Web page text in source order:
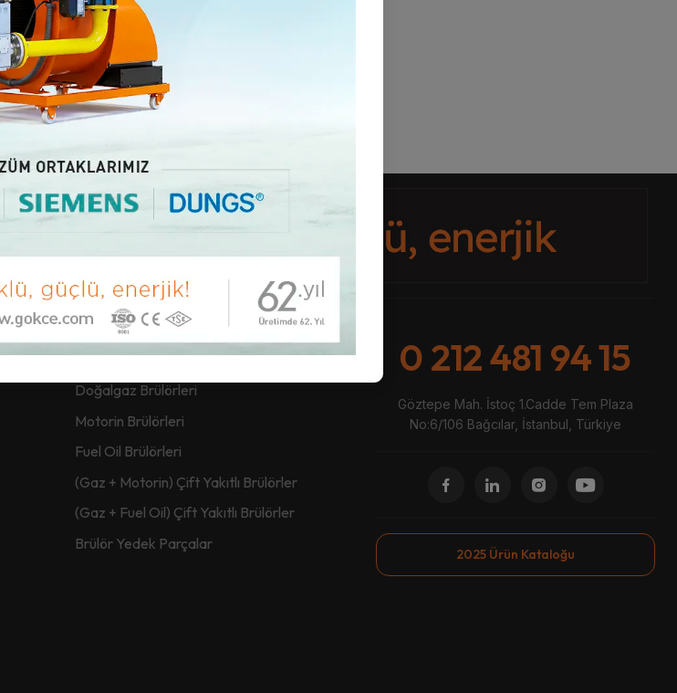
Bu sayfayı paylaş:
Gökçe Brülör
Doğalgaz Brülörleri
Motorin Brülörleri
Fuel Oil Brülörleri
(Gaz + Motorin) Çift Yakıtlı Brülörler
(Gaz + Fuel Oil) Çift Yakıtlı Brülörler
Brülör Yedek Parçalar
0 212 481 94 15
Göztepe Mah. İstoç 1.Cadde Tem Plaza
No:6/106 Bağcılar, İstanbul, Türkiye
2025 Ürün Kataloğu